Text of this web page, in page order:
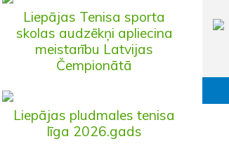
Liepājas Tenisa sporta
skolas audzēkņi apliecina
meistarību Latvijas
Čempionātā
Liepājas pludmales tenisa
līga 2026.gads